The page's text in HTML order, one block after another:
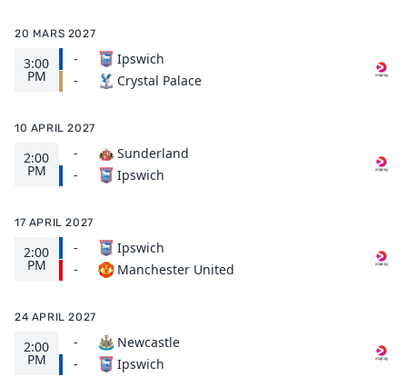
20 MARS 2027
3:00
PM
-
-
Ipswich
Crystal Palace
10 APRIL 2027
2:00
PM
-
-
Sunderland
Ipswich
17 APRIL 2027
2:00
PM
-
-
Ipswich
Manchester United
24 APRIL 2027
2:00
PM
-
-
Newcastle
Ipswich